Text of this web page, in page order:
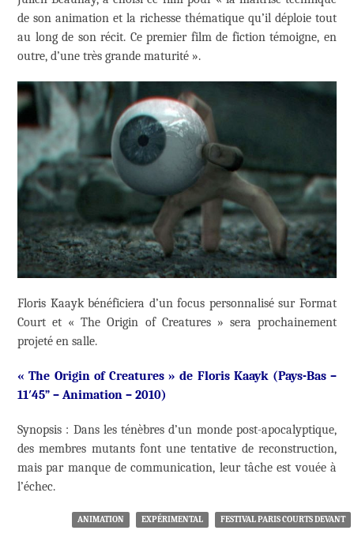
de son animation et la richesse thématique qu’il déploie tout
au long de son récit. Ce premier film de fiction témoigne, en
outre, d’une très grande maturité ».
Floris Kaayk bénéficiera d’un focus personnalisé sur Format
Court et « The Origin of Creatures » sera prochainement
projeté en salle.
« The Origin of Creatures » de Floris Kaayk(Pays-Bas –
11′45” – Animation – 2010)
Synopsis : Dans les ténèbres d’un monde post-apocalyptique,
des membres mutants font une tentative de reconstruction,
mais par manque de communication, leur tâche est vouée à
l’échec.
ANIMATION EXPÉRIMENTAL FESTIVAL PARIS COURTS DEVANT